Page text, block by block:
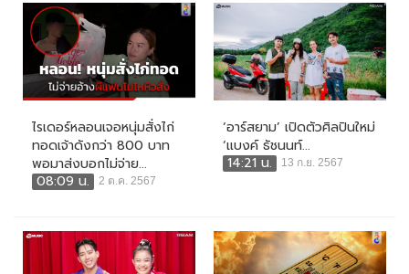
ไรเดอร์หลอนเจอหนุ่มสั่งไก่
ทอดเจ้าดังกว่า 800 บาท
พอมาส่งบอกไม่จ่าย...
08:09 น.
2 ต.ค. 2567
‘อาร์สยาม’ เปิดตัวศิลปินใหม่
‘แบงค์ ธัชนนท์...
14:21 น.
13 ก.ย. 2567